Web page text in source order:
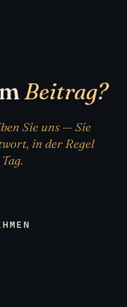
Beitrag?
Sie uns — Sie
in der Regel